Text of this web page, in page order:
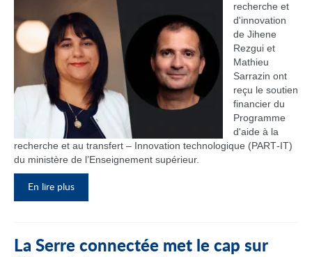
recherche et
d'innovation
de Jihene
Rezgui et
Mathieu
Sarrazin ont
reçu le soutien
financier du
Programme
d'aide à la
recherche et au transfert – Innovation technologique (PART‑IT)
du ministère de l’Enseignement supérieur.
En lire plus
La Serre connectée met le cap sur